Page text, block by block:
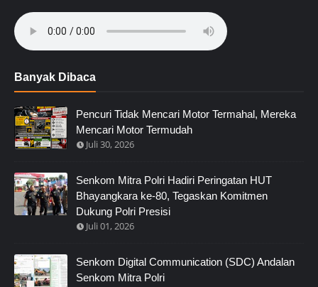
Banyak Dibaca
Pencuri Tidak Mencari Motor Termahal, Mereka
Mencari Motor Termudah
Juli 30, 2026
Senkom Mitra Polri Hadiri Peringatan HUT
Bhayangkara ke-80, Tegaskan Komitmen
Dukung Polri Presisi
Juli 01, 2026
Senkom Digital Communication (SDC) Andalan
Senkom Mitra Polri